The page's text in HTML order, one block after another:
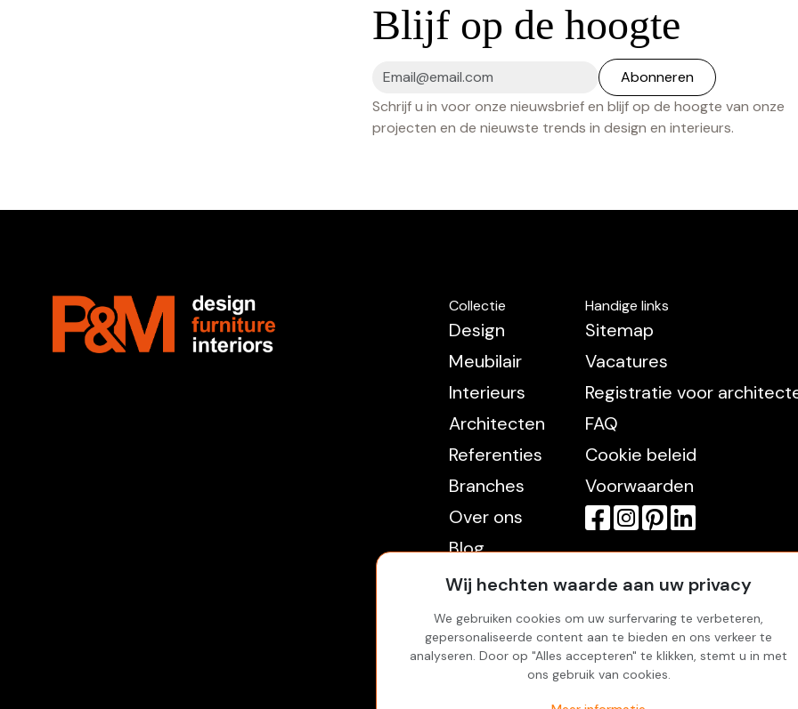
Blijf op de hoogte
Schrijf u in voor onze nieuwsbrief en blijf op de hoogte van onze
projecten en de nieuwste trends in design en interieurs.
Collectie
Design
Meubilair
Interieurs
Architecten
Referenties
Branches
Over ons
Blog
Contact
Handige links
Sitemap
Vacatures
Registratie voor
FAQ
Cookie beleid
Voorwaarden
Rekening
Inloggen
Favorites
Wij hechten waarde aan uw privacy
We gebruiken cookies om uw surfervaring te verbeteren,
gepersonaliseerde content aan te bieden en ons verkeer te
analyseren. Door op "Alles accepteren" te klikken, stemt u in met
ons gebruik van cookies.